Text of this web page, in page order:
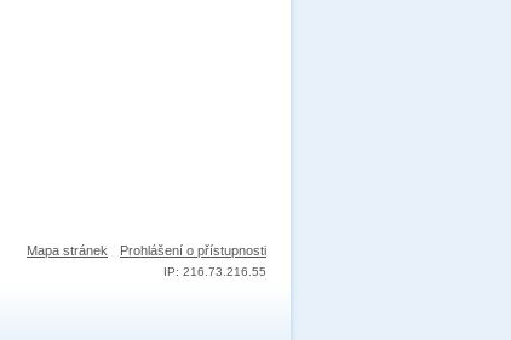
Mapa stránek Prohlášení o přístupnosti
IP: 216.73.216.55